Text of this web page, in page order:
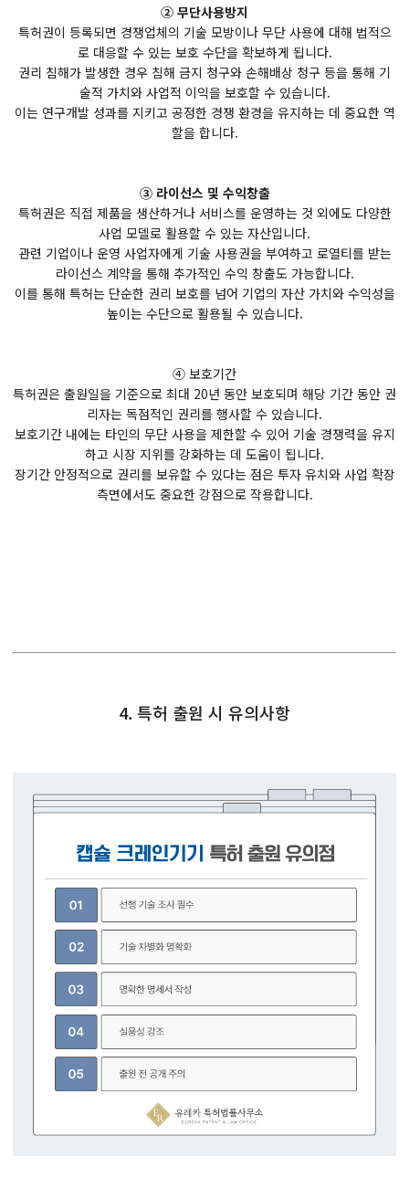
② 무단사용방지
특허권이 등록되면 경쟁업체의 기술 모방이나 무단 사용에 대해 법적으
로 대응할 수 있는 보호 수단을 확보하게 됩니다.
권리 침해가 발생한 경우 침해 금지 청구와 손해배상 청구 등을 통해 기
술적 가치와 사업적 이익을 보호할 수 있습니다.
이는 연구개발 성과를 지키고 공정한 경쟁 환경을 유지하는 데 중요한 역
할을 합니다.
③ 라이선스 및 수익창출
특허권은 직접 제품을 생산하거나 서비스를 운영하는 것 외에도 다양한
사업 모델로 활용할 수 있는 자산입니다.
관련 기업이나 운영 사업자에게 기술 사용권을 부여하고 로열티를 받는
라이선스 계약을 통해 추가적인 수익 창출도 가능합니다.
이를 통해 특허는 단순한 권리 보호를 넘어 기업의 자산 가치와 수익성을
높이는 수단으로 활용될 수 있습니다.
④ 보호기간
특허권은 출원일을 기준으로 최대 20년 동안 보호되며 해당 기간 동안 권
리자는 독점적인 권리를 행사할 수 있습니다.
보호기간 내에는 타인의 무단 사용을 제한할 수 있어 기술 경쟁력을 유지
하고 시장 지위를 강화하는 데 도움이 됩니다.
장기간 안정적으로 권리를 보유할 수 있다는 점은 투자 유치와 사업 확장
측면에서도 중요한 강점으로 작용합니다.
4. 특허 출원 시 유의사항